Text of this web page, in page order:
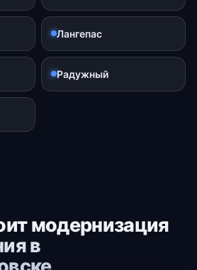
Лангепас
Радужный
модернизация
в